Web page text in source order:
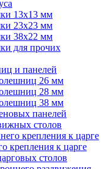
13х13 мм
23х23 мм
38х22 мм
для прочих
и панелей
26 мм
28 мм
38 мм
панелей
столов
крепления к царге
крепления к царге
столов